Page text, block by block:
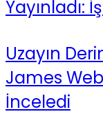
Yayınladı:
Uzayın
James
İnceledi